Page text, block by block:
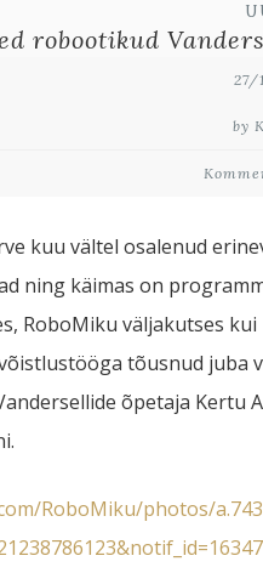
robootikud
27/
by
kuu vältel osalenud
ning käimas on
RoboMiku väljakutses
tõusnud juba
õpetaja Kertu
RoboMiku/photos/